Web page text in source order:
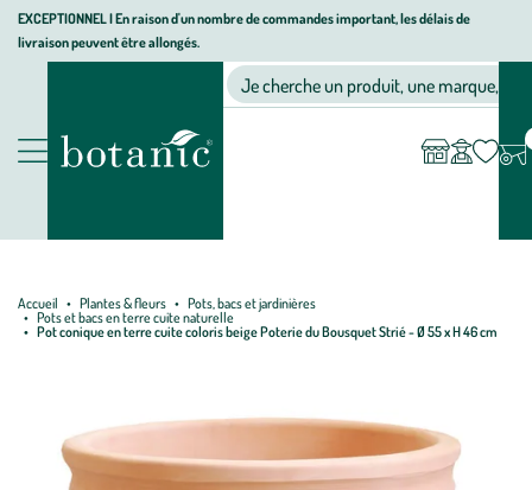
Aller
Aller
au
Aller
au
page
EXCEPTIONNEL I En raison d'un nombre de commandes important, les délais de
livraison peuvent être allongés.
Nos produits
Jardinerie écologique, animalerie, décoration, alimentation bio
Je cherche un produit, une marque, un
compte
Accueil Plantes & fleurs
Pots, bacs et jardinières
Pots et bacs en terre cuite naturelle
Pot conique en terre cuite coloris beige Poterie du Bousquet Strié - Ø 55 x H 46 cm